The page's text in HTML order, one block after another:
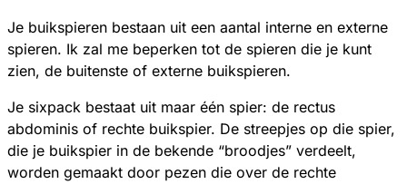
Je buikspieren bestaan uit een aantal interne en externe
spieren. Ik zal me beperken tot de spieren die je kunt
zien, de buitenste of externe buikspieren.
Je sixpack bestaat uit maar één spier: de rectus
abdominis of rechte buikspier. De streepjes op die spier,
die je buikspier in de bekende “broodjes” verdeelt,
worden gemaakt door pezen die over de rechte